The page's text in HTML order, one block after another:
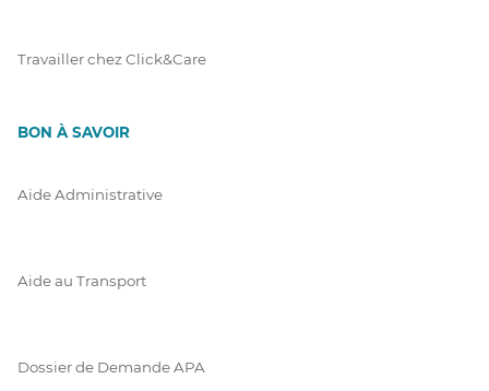
Travailler chez Click&Care
BON À SAVOIR
Aide Administrative
Aide au Transport
Dossier de Demande APA